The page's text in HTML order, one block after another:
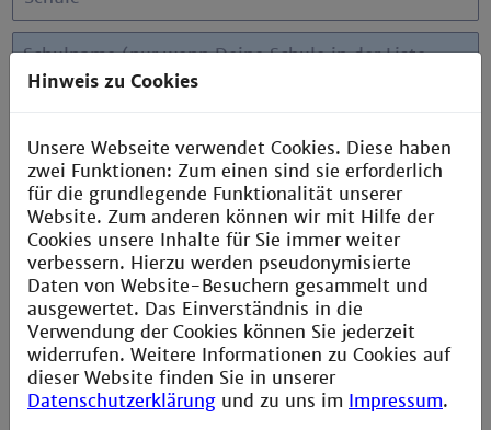
Schulname (nur wenn Deine Schule in der Liste
fehlt):
Wie hast Du von makeTech erfahren?
Schulkamerad/in
Freund/in einer anderen Schule
Familie
Lehrer/in deiner Schule
Hinweis zu Cookies
Unsere Webseite verwendet Cookies. Diese haben
zwei Funktionen: Zum einen sind sie erforderlich
für die grundlegende Funktionalität unserer
Website. Zum anderen können wir mit Hilfe der
Cookies unsere Inhalte für Sie immer weiter
verbessern. Hierzu werden pseudonymisierte
Daten von Website-Besuchern gesammelt und
ausgewertet. Das Einverständnis in die
Verwendung der Cookies können Sie jederzeit
widerrufen. Weitere Informationen zu Cookies auf
dieser Website finden Sie in unserer
Datenschutzerklärung und zu uns im Impressum.